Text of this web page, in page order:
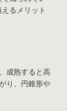
るメリット
成熟すると高
り、円錐形や